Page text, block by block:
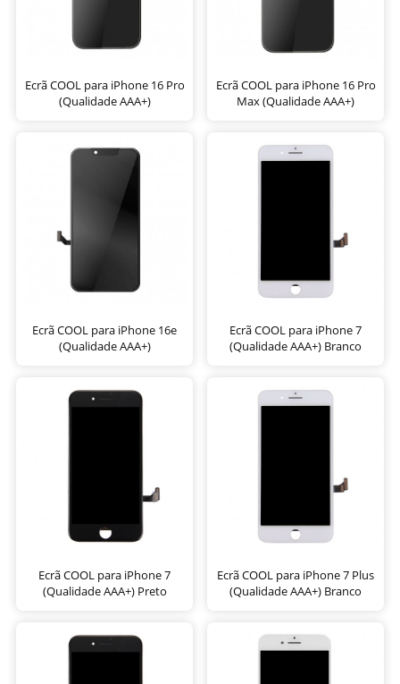
Ecrã COOL para iPhone 16 Pro
(Qualidade AAA+)
Ecrã COOL para iPhone 16 Pro
Max (Qualidade AAA+)
Ecrã COOL para iPhone 16e
(Qualidade AAA+)
Ecrã COOL para iPhone 7
(Qualidade AAA+) Branco
Ecrã COOL para iPhone 7
(Qualidade AAA+) Preto
Ecrã COOL para iPhone 7 Plus
(Qualidade AAA+) Branco